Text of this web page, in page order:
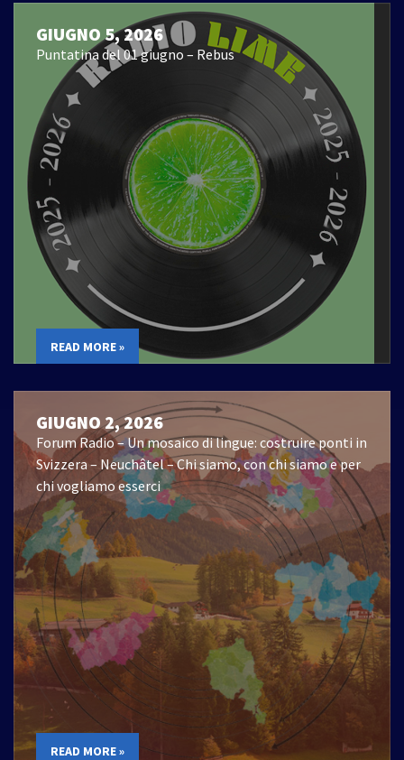
GIUGNO 5, 2026
Puntatina del 01 giugno – Rebus
READ MORE »
GIUGNO 2, 2026
Forum Radio – Un mosaico di lingue: costruire ponti in
Svizzera – Neuchâtel – Chi siamo, con chi siamo e per
chi vogliamo esserci
READ MORE »